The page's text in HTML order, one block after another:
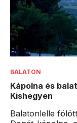
BALATON
Kápolna és
Kishegyen
Balatonlelle